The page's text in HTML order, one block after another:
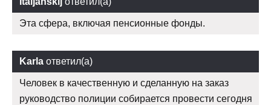
Эта сфера, включая пенсионные фонды.
Karla ответил(а)
Человек в качественную и сделанную на заказ
руководство полиции собирается провести сегодня